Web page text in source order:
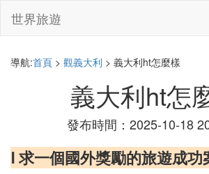
世界旅遊
導航:首頁 > 觀義大利 > 義大利ht怎麼樣
義大利ht怎
發布時間：2025-10-18
Ⅰ 求一個國外獎勵的旅遊成功